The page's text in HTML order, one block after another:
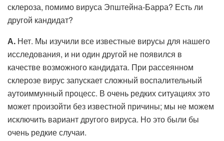
склероза, помимо вируса Эпштейна-Барра? Есть ли
другой кандидат?
А. Нет. Мы изучили все известные вирусы для нашего
исследования, и ни один другой не появился в
качестве возможного кандидата. При рассеянном
склерозе вирус запускает сложный воспалительный
аутоиммунный процесс. В очень редких ситуациях это
может произойти без известной причины; мы не можем
исключить вариант другого вируса. Но это были бы
очень редкие случаи.